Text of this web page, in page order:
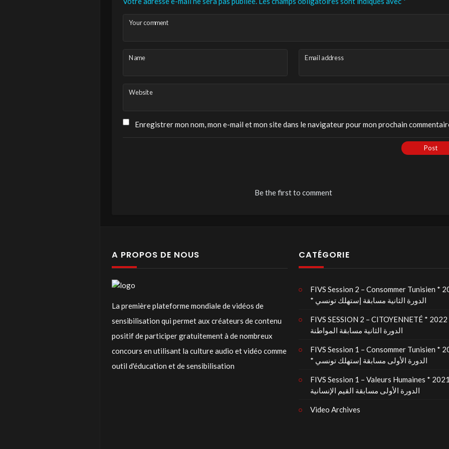
Your comment
Name Email address
Website
Enregistrer mon nom, mon e-mail et mon site dans le navigateur pour mon prochain
Post
Be the first to comment
A PROPOS DE NOUS
La première plateforme mondiale de vidéos de
sensibilisation qui permet aux créateurs de contenu
positif de participer gratuitement à de nombreux
concours en utilisant la culture audio et vidéo comme
outil d'éducation et de sensibilisation
CATÉGORIE
FIVS Session 2 – Consommer Tunisien *
* الدورة الثانية مسابقة إستهلك تونسي
FIVS SESSION 2 – CITOYENNETÉ *
الدورة الثانية مسابقة المواطنة
FIVS Session 1 – Consommer Tunisien *
* الدورة الأولى مسابقة إستهلك تونسي
FIVS Session 1 – Valeurs Humaines *
الدورة الأولى مسابقة القيم الإنسانية
Video Archives